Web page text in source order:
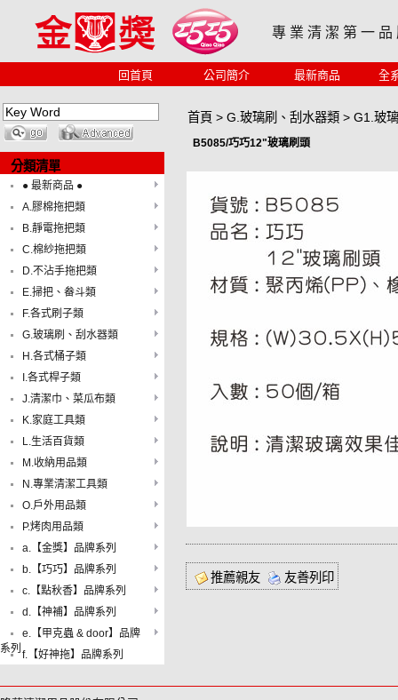
專 業 清 潔 第 一 品
回首頁 公司簡介 最新商品 全
分類清單
● 最新商品 ●
A.膠棉拖把類
B.靜電拖把類
C.棉紗拖把類
D.不沾手拖把類
E.掃把、畚斗類
F.各式刷子類
G.玻璃刷、刮水器類
H.各式桶子類
I.各式桿子類
J.清潔巾、菜瓜布類
K.家庭工具類
L.生活百貨類
M.收納用品類
N.專業清潔工具類
O.戶外用品類
P.烤肉用品類
a.【金獎】品牌系列
b.【巧巧】品牌系列
c.【點秋香】品牌系列
d.【神補】品牌系列
e.【甲克蟲 & door】品牌
系列 f.【好神拖】品牌系列
首頁 > G.玻璃刷、刮水器類 > G1.玻
B5085/巧巧12"玻璃刷頭
推薦親友 友善列印